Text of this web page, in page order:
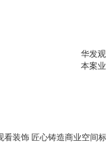
华发
本案业
格力广场
本案业主李
造为既彰显品味又能承载
！
修避坑大招
装饰 匠心铸造商业空间